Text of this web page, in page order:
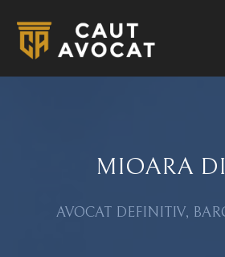
MIOARA
AVOCAT DEFINITIV,